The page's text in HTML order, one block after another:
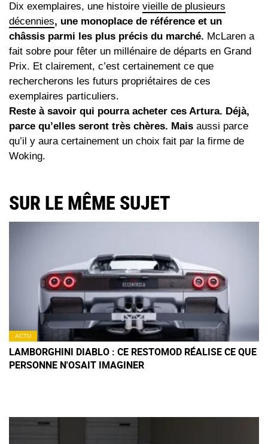
Dix exemplaires, une histoire vieille de plusieurs
décennies, une monoplace de référence et un
châssis parmi les plus précis du marché. McLaren a
fait sobre pour fêter un millénaire de départs en Grand
Prix. Et clairement, c’est certainement ce que
rechercherons les futurs propriétaires de ces
exemplaires particuliers.
Reste à savoir qui pourra acheter ces Artura. Déjà,
parce qu’elles seront très chères. Mais aussi parce
qu’il y aura certainement un choix fait par la firme de
Woking.
SUR LE MÊME SUJET
ACTU
LAMBORGHINI DIABLO : CE RESTOMOD RÉALISE CE QUE
PERSONNE N'OSAIT IMAGINER